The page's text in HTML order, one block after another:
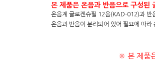
본 제품은 온음과 반음으로 구성된
온음계 글로켄슈필 12음(KAD-012)과 반
온음과 반음이 분리되어 있어 필요에 따라
※ 본 제품